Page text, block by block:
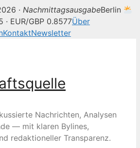
· NachmittagsausgabeBerlin
· EUR/GBP 0.8577Über
KontaktNewsletter
Nachrichten, Analysen
— mit klaren Bylines,
redaktioneller Transparenz.